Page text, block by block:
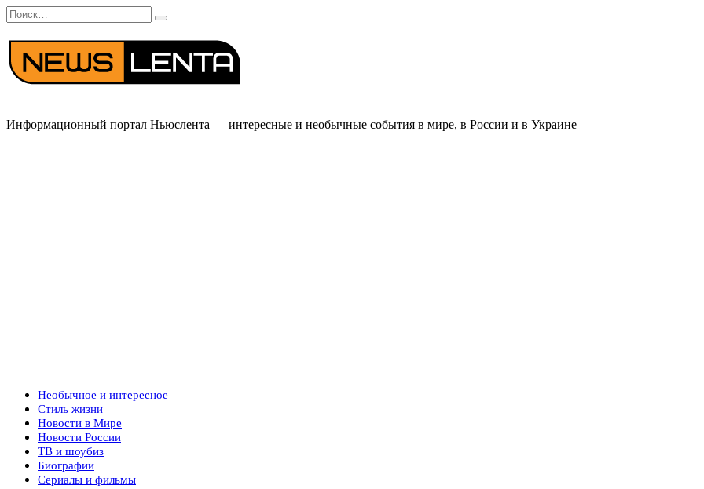
Перейти
к
содержанию
Search
for:
Информационный портал Ньюслента — интересные и необычные события в мире, в России и в Украине
Необычное и интересное
Стиль жизни
Новости в Мире
Новости России
ТВ и шоубиз
Биографии
Сериалы и фильмы